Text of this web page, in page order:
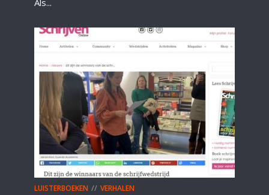
Als...
LUISTERBOEKEN VERHALEN